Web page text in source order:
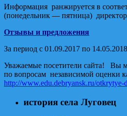
Информация ранжируется в
(понедельник — пятница)
Отзывы и предложения
За период с 01.09.2017 по
Уважаемые посетители сайта! Вы
по вопросам независимой оценки
http://www.edu.debryansk.ru/otkrytye-
история села Луговец